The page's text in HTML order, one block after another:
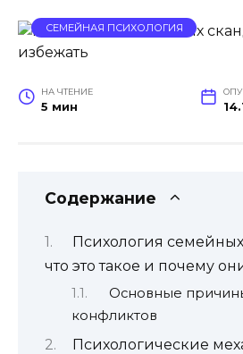
СЕМЕЙНАЯ ПСИХОЛОГИЯ
НА ЧТЕНИЕ
5 мин
Содержание
Психология
что это такое и почему
Основные
конфликтов
Психологические